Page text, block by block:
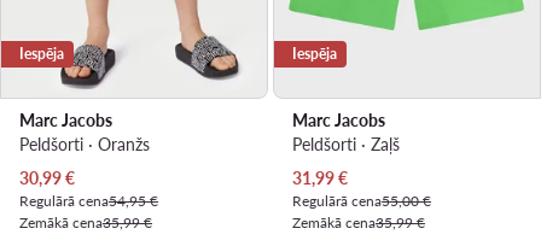
Iespēja
Marc Jacobs
Peldšorti · Oranžs
Pašreizējā cena
30,99€
Regulārā cena54,95 €
Zemākā cena35,99 €
Iespēja
Marc Jacobs
Peldšorti · Zaļš
Pašreizējā cena
31,99€
Regulārā cena55,00 €
Zemākā cena35,99 €